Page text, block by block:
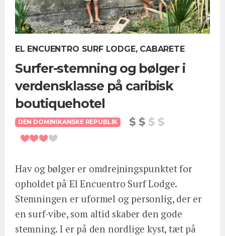
EL ENCUENTRO SURF LODGE, CABARETE
Surfer-stemning og bølger i
verdensklasse på caribisk
boutiquehotel
DEN DOMINIKANSKE REPUBLIK
Hav og bølger er omdrejningspunktet for
opholdet på El Encuentro Surf Lodge.
Stemningen er uformel og personlig, der er
en surf-vibe, som altid skaber den gode
stemning. I er på den nordlige kyst, tæt på